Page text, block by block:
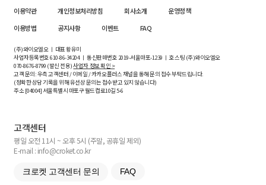
이용약관 개인정보처리방침 회사소개
운영정책
이용방법
공지사항 이벤트 FAQ
(주)와이오엘오 ㅣ 대표 황유미
사업자등록번호610-86-34204ㅣ 통신판매번호 2019-서울마포-1239 ㅣ 호스팅 (주)와이오엘오
070-8676-8799 (발신 전용)사업자 정보 확인 >
고객 문의: 우측 고객센터 / 이메일 / 카카오플러스 채널을 통해 문의 접수 부탁드립니다.
(정확한 상담 기록을 위해 유선상 문의는 접수받고 있지 않습니다)
주소 [04004] 서울특별시 마포구 월드컵로10길5-6
고객센터
평일 오전 11시 ~ 오후 5시 (주말, 공휴일 제외)
E-mail : info@croket.co.kr
크로켓 고객센터 문의 FAQ